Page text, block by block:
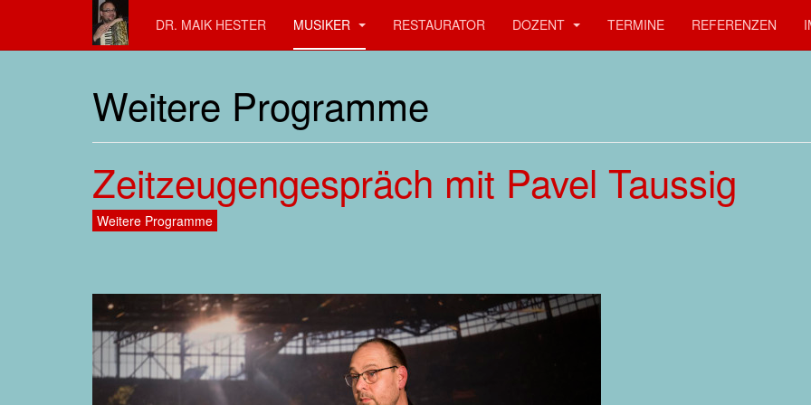
DR. MAIK HESTER MUSIKER RESTAURATOR DOZENT TERMINE REFERENZEN
Weitere Programme
Zeitzeugengespräch mit Pavel Taussig
Weitere Programme